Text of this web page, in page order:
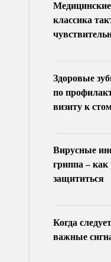
классика
Здоровые
по
визиту к
Вирусные
гриппа – как
защититься
Когда
важные